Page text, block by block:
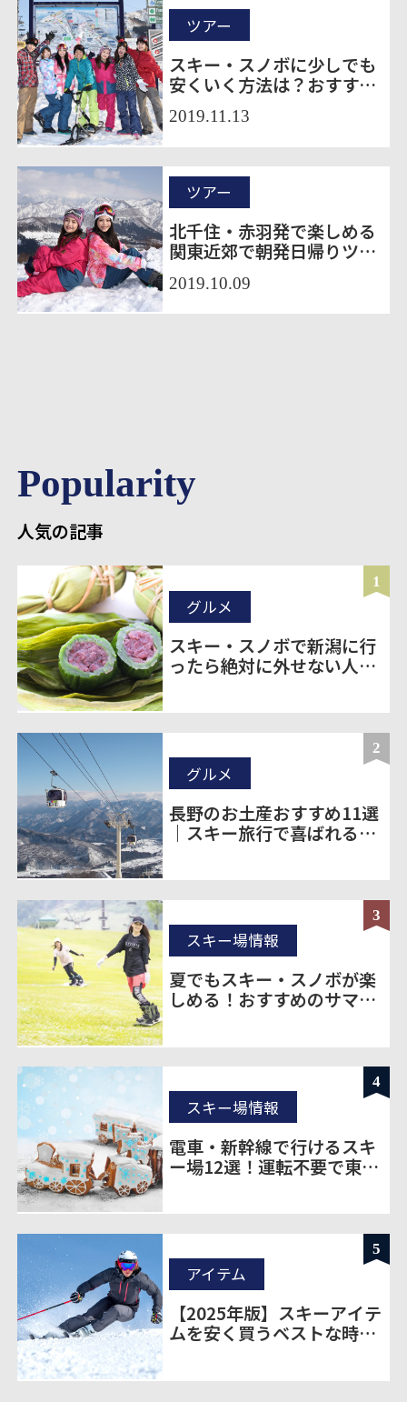
スキー・スノボに少しでも
安くいく方法は？おすすめ
のツアーを紹介！
ツアー
2019.11.13
北千住・赤羽発で楽しめる
関東近郊で朝発日帰りツア
ーのスキー場4選
ツアー
2019.10.09
Popularity
人気の記事
1
スキー・スノボで新潟に行
ったら絶対に外せない人気
グルメ
2
長野のお土産おすすめ11選
｜スキー旅行で喜ばれる定
グルメ
3
夏でもスキー・スノボが楽
しめる！おすすめのサマー
スキー場情報
4
電車・新幹線で行けるスキ
ー場12選！運転不要で東京
スキー場情報
5
【2025年版】スキーアイテ
ムを安く買うベストな時期
アイテム